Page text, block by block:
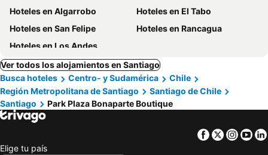
Hoteles en Algarrobo
Hoteles en El Tabo
Hoteles en San Felipe
Hoteles en Rancagua
Hoteles en Los Andes
Ver todos los alojamientos en Santiago
Busca hoteles
Centro- y Sudamérica
Chile
Región Metropolitana de Santiago
Santiago de Chile
Santiago
Park Plaza Bonaparte Boutique
Facebook
Twitter
Elige tu país